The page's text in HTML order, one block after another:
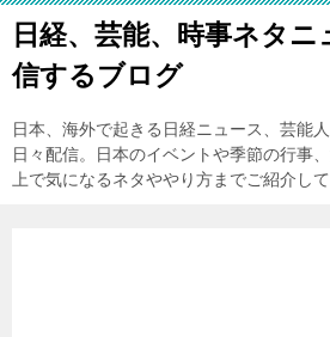
日経、芸能、時事ネタ
信するブログ
日本、海外で起きる日経ニュース、芸能
日々配信。日本のイベントや季節の行事
上で気になるネタややり方までご紹介し